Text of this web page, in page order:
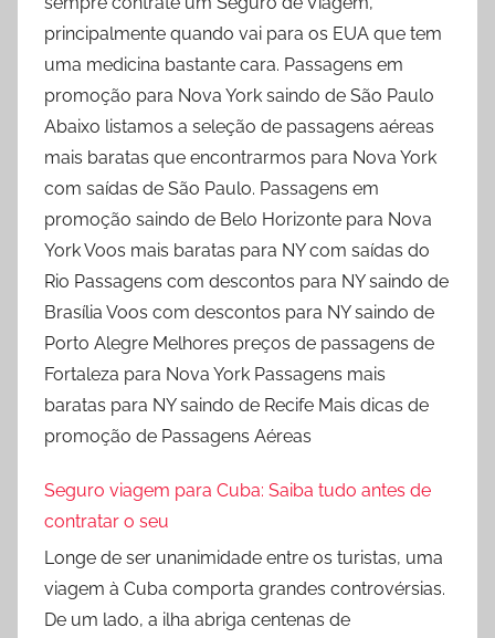
principalmente quando vai para os EUA que tem
uma medicina bastante cara. Passagens em
promoção para Nova York saindo de São Paulo
Abaixo listamos a seleção de passagens aéreas
mais baratas que encontrarmos para Nova York
com saídas de São Paulo. Passagens em
promoção saindo de Belo Horizonte para Nova
York Voos mais baratas para NY com saídas do
Rio Passagens com descontos para NY saindo de
Brasília Voos com descontos para NY saindo de
Porto Alegre Melhores preços de passagens de
Fortaleza para Nova York Passagens mais
baratas para NY saindo de Recife Mais dicas de
promoção de Passagens Aéreas
Seguro viagem para Cuba: Saiba tudo antes de
contratar o seu
Longe de ser unanimidade entre os turistas, uma
viagem à Cuba comporta grandes controvérsias.
De um lado, a ilha abriga centenas de